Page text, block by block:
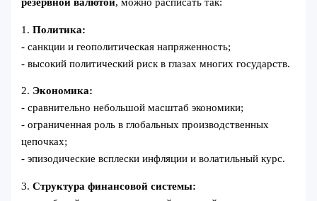
1.Политика:
- санкции и геополитическая напряженность;
- высокий политический риск в глазах многих государств.
2. Экономика:
- сравнительно небольшой масштаб экономики;
- ограниченная роль в глобальных производственных
цепочках;
- эпизодические всплески инфляции и волатильный курс.
3.Структура финансовой системы: